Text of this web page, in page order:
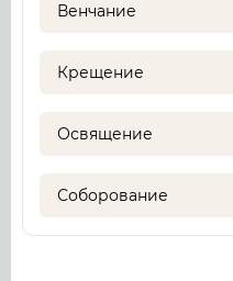
Венчание
Крещение
Освящение
Соборование